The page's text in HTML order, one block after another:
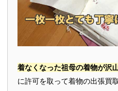
着なくなった祖母の着物が沢
に許可を取って着物の出張買